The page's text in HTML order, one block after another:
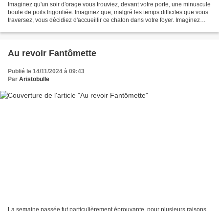
Imaginez qu'un soir d'orage vous trouviez, devant votre porte, une minuscule
boule de poils frigorifiée. Imaginez que, malgré les temps difficiles que vous
traversez, vous décidiez d'accueillir ce chaton dans votre foyer. Imaginez
Au revoir Fantômette
Publié le 14/11/2024 à 09:43
Par Aristobulle
La semaine passée fut particulièrement éprouvante, pour plusieurs raisons.